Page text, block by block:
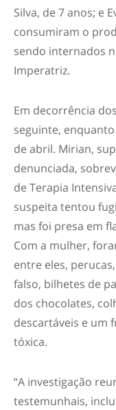
Silva, de 7 anos; e
consumiram o
sendo internados
Imperatriz.
Em decorrência
seguinte,
de abril. Mirian,
denunciada,
de Terapia
suspeita tentou
mas foi presa em
Com a mulher,
entre eles,
falso, bilhetes de
dos chocolates,
descartáveis e um
tóxica.
“A investigação
testemunhais,